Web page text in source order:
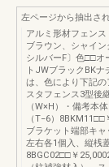
左ページから抽出さ
アルミ形材フェン
ブラウン、シャイ
シルバーF〕色□□オ
トJWブラックBK
は、色により下記
スタフェンス3型後
（W×H）・備考本
（T−6）
ブラケット端部キ
左右各1個入、縦桟
8BGC02□□￥